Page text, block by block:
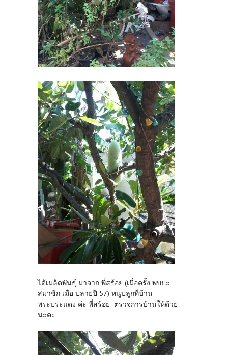
ได้เมล็ดพันธุ์ มาจาก พี่สร้อย (เมื่อครั้ง พบปะ
สมาชิก เมื่อ ปลายปี 57) หนูปลูกที่บ้าน
พระประแดง ค่ะ พี่สร้อย ตรวจการบ้านให้ด้วย
นะคะ